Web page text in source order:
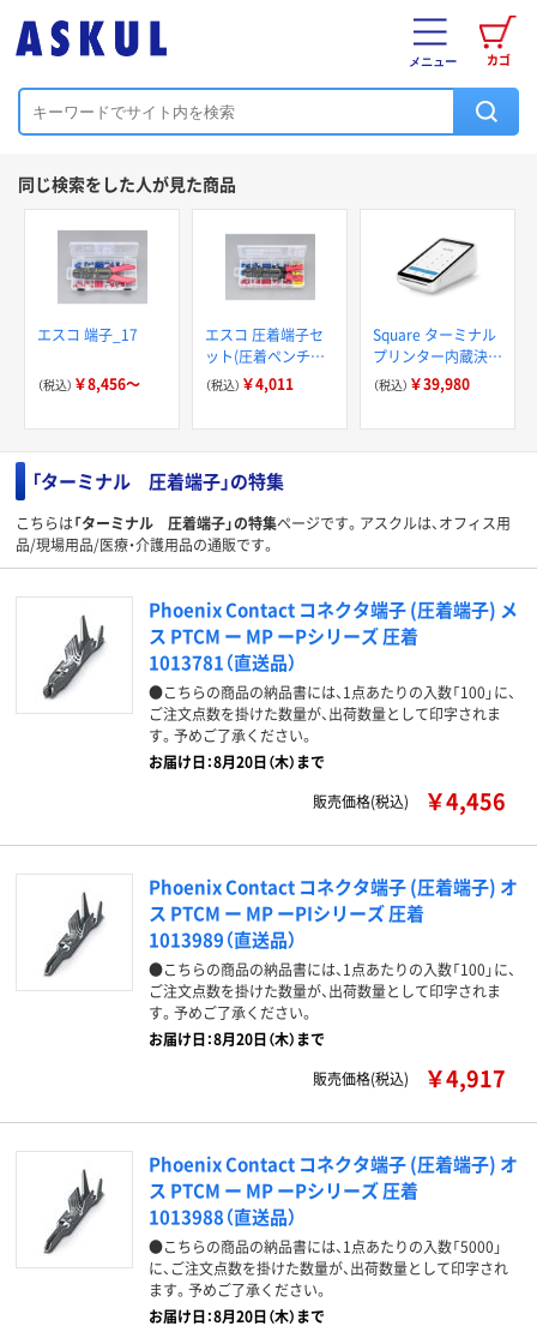
カゴ
メニュー
同じ検索をした人が見た商品
エスコ 端子_17
（税込） ￥8,456～
エスコ 圧着端子セ
ット(圧着ペンチ付)
EA538NH-23 1組
（税込） ￥4,011
Square ターミナル
プリンター内蔵決済
端末 A-SKU-0609 1
（税込） ￥39,980
「ターミナル 圧着端子」の特集
こちらは「ターミナル 圧着端子」の特集ページです。アスクルは、オフィス用
品/現場用品/医療・介護用品の通販です。
Phoenix Contact コネクタ端子 (圧着端子) メ
ス PTCM ー MP ーPシリーズ 圧着
1013781（直送品）
●こちらの商品の納品書には、1点あたりの入数「100」に、
ご注文点数を掛けた数量が、出荷数量として印字されま
す。予めご了承ください。
お届け日：8月20日（木）まで
販売価格(税込)
￥4,456
Phoenix Contact コネクタ端子 (圧着端子) オ
ス PTCM ー MP ーPIシリーズ 圧着
1013989（直送品）
●こちらの商品の納品書には、1点あたりの入数「100」に、
ご注文点数を掛けた数量が、出荷数量として印字されま
す。予めご了承ください。
お届け日：8月20日（木）まで
販売価格(税込)
￥4,917
Phoenix Contact コネクタ端子 (圧着端子) オ
ス PTCM ー MP ーPシリーズ 圧着
1013988（直送品）
●こちらの商品の納品書には、1点あたりの入数「5000」
に、ご注文点数を掛けた数量が、出荷数量として印字され
ます。予めご了承ください。
お届け日：8月20日（木）まで